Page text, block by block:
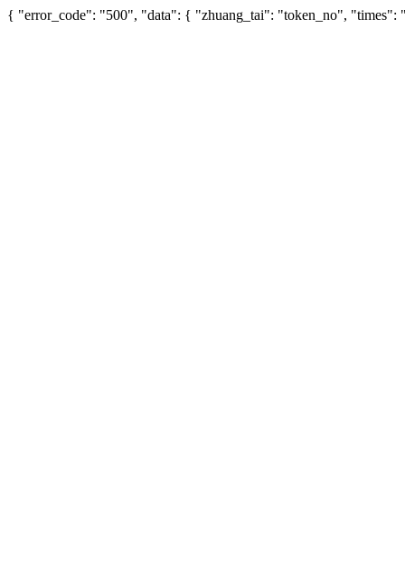
{ "error_code": "500", "data": { "zhuang_tai": "token_no", "times":